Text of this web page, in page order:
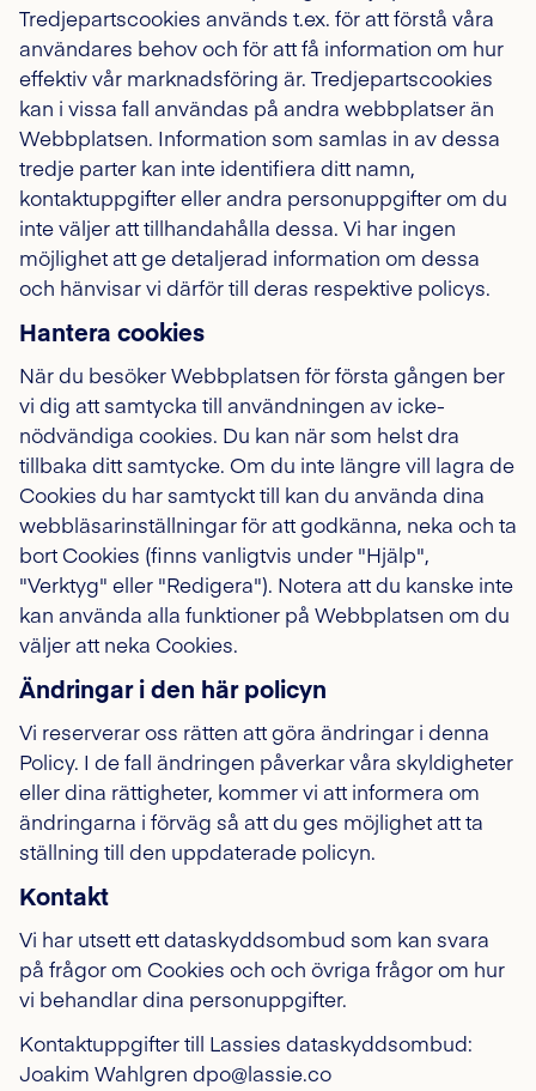
Tredjepartscookies används t.ex. för att förstå våra
användares behov och för att få information om hur
effektiv vår marknadsföring är. Tredjepartscookies
kan i vissa fall användas på andra webbplatser än
Webbplatsen. Information som samlas in av dessa
tredje parter kan inte identifiera ditt namn,
kontaktuppgifter eller andra personuppgifter om du
inte väljer att tillhandahålla dessa. Vi har ingen
möjlighet att ge detaljerad information om dessa
och hänvisar vi därför till deras respektive policys.
Hantera cookies
När du besöker Webbplatsen för första gången ber
vi dig att samtycka till användningen av icke-
nödvändiga cookies. Du kan när som helst dra
tillbaka ditt samtycke. Om du inte längre vill lagra de
Cookies du har samtyckt till kan du använda dina
webbläsarinställningar för att godkänna, neka och ta
bort Cookies (finns vanligtvis under "Hjälp",
"Verktyg" eller "Redigera"). Notera att du kanske inte
kan använda alla funktioner på Webbplatsen om du
väljer att neka Cookies.
Ändringar i den här policyn
Vi reserverar oss rätten att göra ändringar i denna
Policy. I de fall ändringen påverkar våra skyldigheter
eller dina rättigheter, kommer vi att informera om
ändringarna i förväg så att du ges möjlighet att ta
ställning till den uppdaterade policyn.
Kontakt
Vi har utsett ett dataskyddsombud som kan svara
på frågor om Cookies och och övriga frågor om hur
vi behandlar dina personuppgifter.
Kontaktuppgifter till Lassies dataskyddsombud:
Joakim Wahlgren dpo@lassie.co